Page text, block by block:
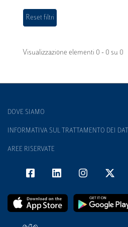
Visualizzazione elementi 0 - 0 su 0
DOVE SIAMO
INFORMATIVA SUL TRATTAMENTO DEI DATI
AREE RISERVATE